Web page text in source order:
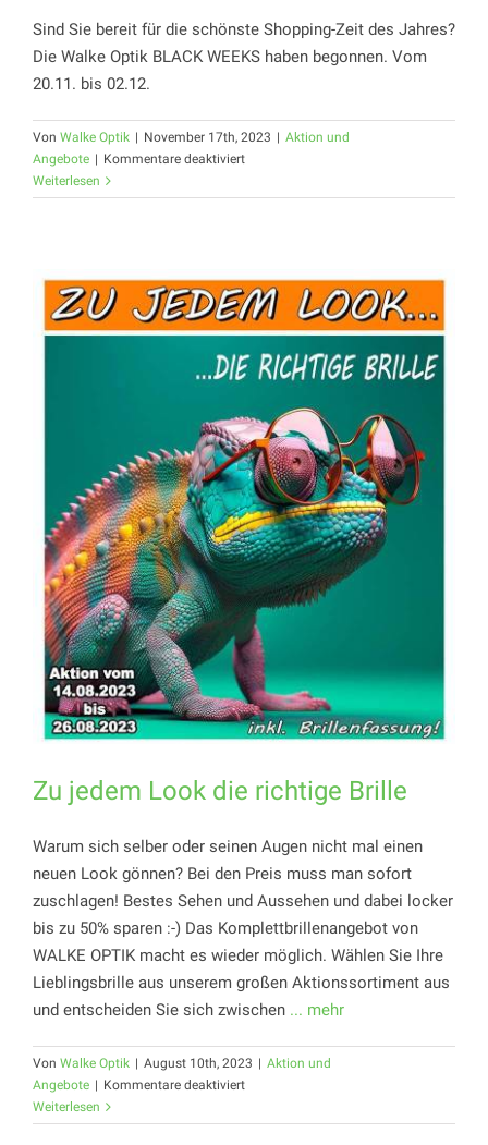
Sind Sie bereit für die schönste Shopping-Zeit des Jahres?
Die Walke Optik BLACK WEEKS haben begonnen. Vom
20.11. bis 02.12.
Von Walke Optik | November 17th, 2023 | Aktion und
Angebote | Kommentare deaktiviertfür
WEEKS
Weiterlesen
Zu jedem Look die richtige Brille
Warum sich selber oder seinen Augen nicht mal einen
neuen Look gönnen? Bei den Preis muss man sofort
zuschlagen! Bestes Sehen und Aussehen und dabei locker
bis zu 50% sparen :-) Das Komplettbrillenangebot von
WALKE OPTIK macht es wieder möglich. Wählen Sie Ihre
Lieblingsbrille aus unserem großen Aktionssortiment aus
und entscheiden Sie sich zwischen ... mehr
Von Walke Optik | August 10th, 2023 | Aktion und
Angebote | Kommentare deaktiviertfür
jedem
Weiterlesen